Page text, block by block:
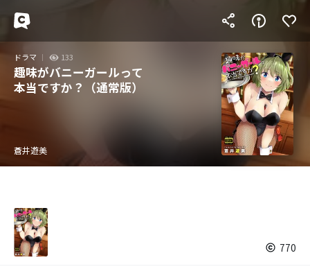
ドラマ 133
趣味がバニーガールって
本当ですか？（通常版）
蒼井遊美
770